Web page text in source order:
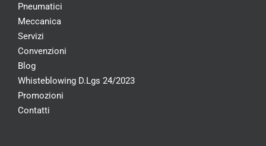
Pneumatici
Meccanica
Servizi
Convenzioni
Blog
Whisteblowing D.Lgs 24/2023
Promozioni
Contatti